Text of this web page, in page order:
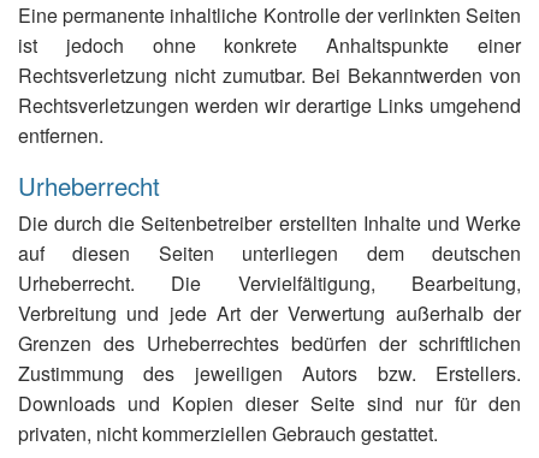
Eine permanente inhaltliche Kontrolle der verlinkten Seiten
ist jedoch ohne konkrete Anhaltspunkte einer
Rechtsverletzung nicht zumutbar. Bei Bekanntwerden von
Rechtsverletzungen werden wir derartige Links umgehend
entfernen.
Urheberrecht
Die durch die Seitenbetreiber erstellten Inhalte und Werke
auf diesen Seiten unterliegen dem deutschen
Urheberrecht. Die Vervielfältigung, Bearbeitung,
Verbreitung und jede Art der Verwertung außerhalb der
Grenzen des Urheberrechtes bedürfen der schriftlichen
Zustimmung des jeweiligen Autors bzw. Erstellers.
Downloads und Kopien dieser Seite sind nur für den
privaten, nicht kommerziellen Gebrauch gestattet.